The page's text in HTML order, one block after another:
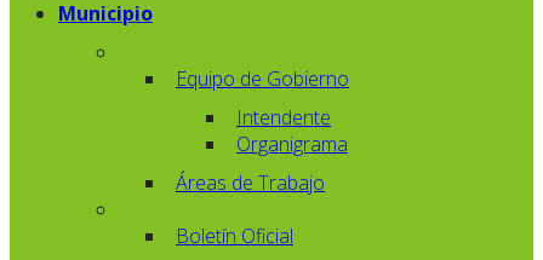
Municipio
Equipo de Gobierno
Intendente
Organigrama
Áreas de Trabajo
Boletín Oficial